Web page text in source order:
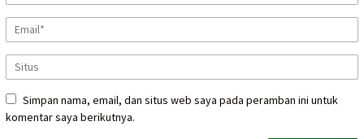
Simpan nama, email, dan situs web saya pada peramban ini untuk
komentar saya berikutnya.